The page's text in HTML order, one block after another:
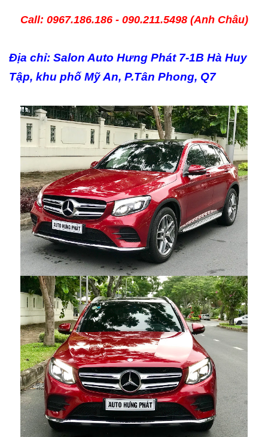
Call: 0967.186.186 - 090.211.5498 (Anh Châu)
Địa chỉ: Salon Auto Hưng Phát 7-1B Hà Huy
Tập, khu phố Mỹ An, P.Tân Phong, Q7